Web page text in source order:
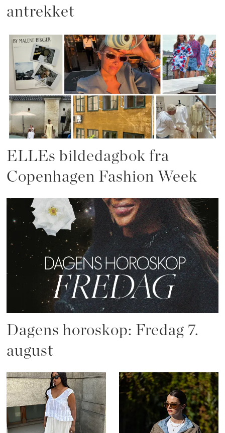
antrekket
ELLEs bildedagbok fra
Copenhagen Fashion Week
Dagens horoskop: Fredag 7.
august